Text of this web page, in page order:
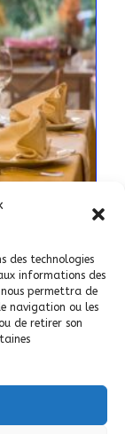
des technologies
informations des
permettra de
navigation ou les
de retirer son